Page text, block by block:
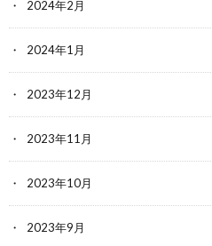
2024年2月
2024年1月
2023年12月
2023年11月
2023年10月
2023年9月